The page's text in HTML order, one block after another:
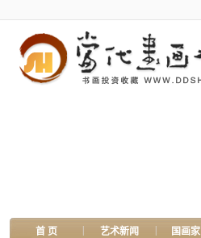
首 页 艺术新闻 国画家